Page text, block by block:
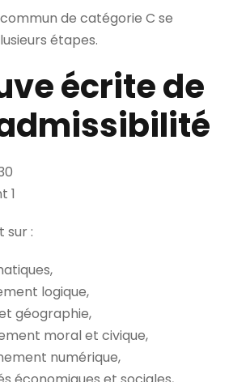
de catégorie C se
étapes.
écrite de
1
sur :
logique,
géographie,
moral et civique,
numérique,